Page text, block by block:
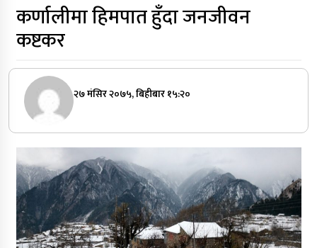
कर्णालीमा हिमपात हुँदा जनजीवन
कष्टकर
२७ मंसिर २०७५, बिहीबार १५:२०